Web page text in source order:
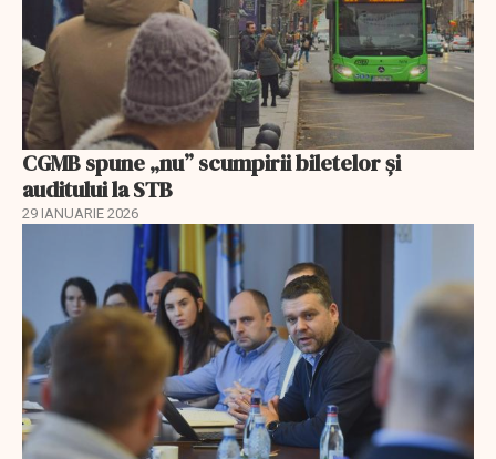
CGMB spune „nu” scumpirii biletelor și
auditului la STB
29 IANUARIE 2026